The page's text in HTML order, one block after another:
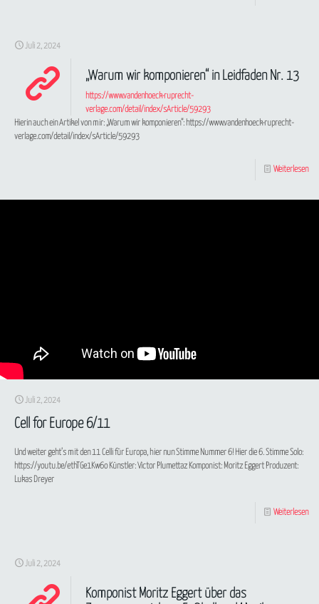
Juli 2, 2024
„Warum wir komponieren“ in Leidfaden Nr. 13
https://www.vandenhoeck-ruprecht-
verlage.com/detail/index/sArticle/59293
Hierin auch ein Artikel von mir: „Warum wir komponieren“: https://www.vandenhoeck-ruprecht-
verlage.com/detail/index/sArticle/59293
Weiterlesen
Juli 2, 2024
Cell for Europe 6/11
Und weiter geht’s mit den 11 Celli für Europa, hier nun Stimme Nummer 6! Hier die 6. Stimme Solo:
https://youtu.be/ethTGe1Kw6o Künstler: Victor Plumettaz Komponist: Moritz Eggert Produzent:
Lukas Dreyer
Weiterlesen
Juli 2, 2024
Komponist Moritz Eggert über das